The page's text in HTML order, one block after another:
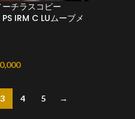
チラスコピー
IRM C LUムーブメ
3 4 5 →